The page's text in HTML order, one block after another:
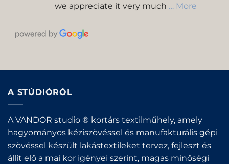
we appreciate it very much … More
A STÚDIÓRÓL
A VANDOR studio ® kortárs textilműhely, amely
hagyományos kéziszövéssel és manufakturális gépi
szövéssel készült lakástextileket tervez, fejleszt és
állít elő a mai kor igényei szerint, magas minőségi